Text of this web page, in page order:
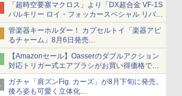
「超時空要塞マクロス」より「DX超合金 VF-1S
バルキリー ロイ・フォッカースペシャル リバイ
バルVer.」本日発売！
管楽器キーホルダー！ カプセルトイ「楽器アピ
るチャーム」8月6日発売
チューバ、テナサクなど5種各3色
【Amazonセール】Oasserのダブルアクション
対応トリガー式エアブラシがお買い得価格で登
場！
ガチャ「肩ズンFig. カーズ」が8月下旬に発売。
後ろ姿も可愛く立体化